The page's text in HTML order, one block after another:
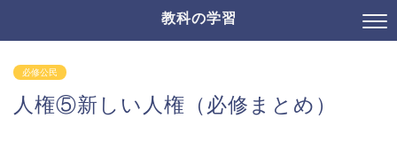
教科の学習
必修公民
人権⑤新しい人権（必修まとめ）